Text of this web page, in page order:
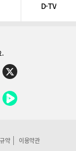
D-TV
.
약 이용약관